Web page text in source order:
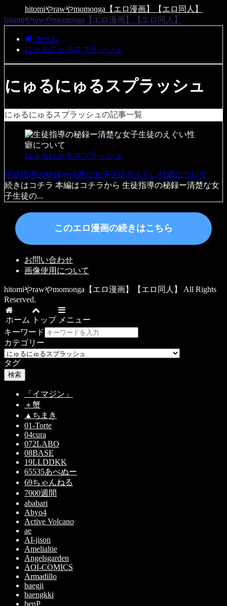
hitomiやrawやmomonga【エロ漫画】【エロ同人】
hitomiやrawやmomonga【エロ漫画】【エロ同人】
ホーム
にゅるにゅるスプラッシュ
にゅるにゅるスプラッシュ
にゅるにゅるスプラッシュの記事一覧
にゅるにゅるスプラッシュ
生徒指導の秘録ー清楚な女子生徒のえぐい性癖について
続きはコチラ 本編はコチラから 生徒指導の秘録ー清楚な女
子生徒の...
このエロ漫画の続きはこちら
お問い合わせ
画像使用について
hitomiやrawやmomonga【エロ漫画】【エロ同人】 All Rights
Reserved.
ホーム トップ メニュー
キーワード
カテゴリー
タグ
検索
「イマジン」
＋蟹
▲ちまき
01-Torte
04cura
072LABO
08BASE
19LLDDKK
65535あべぬー
69ちゃんねる
7000週間
ababari
Abyo4
Active Volcano
ae
AI-jison
Amelialtie
Angelsgarden
AOI-COMICS
Armadillo
baegji
baengkki
benP